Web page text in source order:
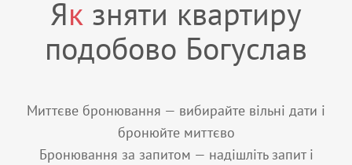
Як зняти квартиру
подобово Богуслав
Миттєве бронювання — вибирайте вільні дати і
бронюйте миттєво
Бронювання за запитом — надішліть запит і